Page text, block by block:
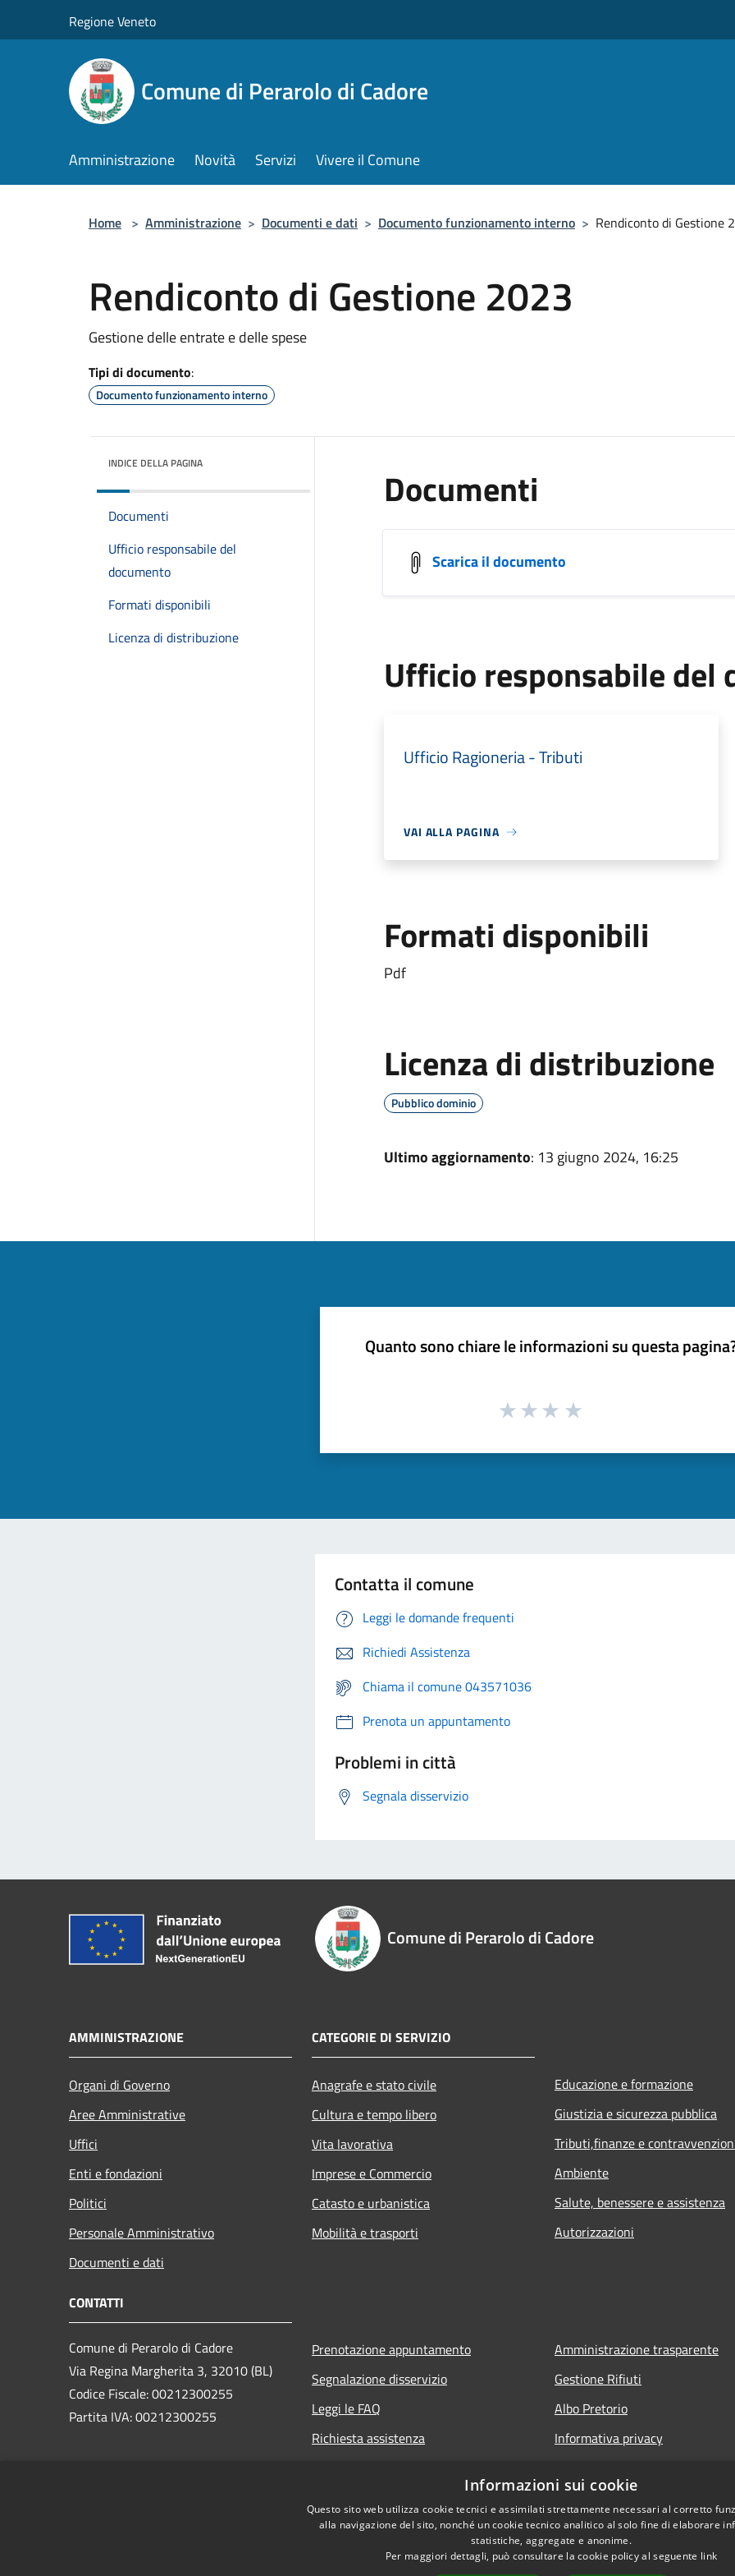
Regione Veneto
Comune di Perarolo di Cadore
Amministrazione Novità Servizi Vivere il Comune
Home > Amministrazione > Documenti e dati > Documento funzionamento interno > Rendiconto di Gestione
Rendiconto di Gestione 2023
Gestione delle entrate e delle spese
Tipi di documento:
Documento funzionamento interno
INDICE DELLA PAGINA
Documenti
Ufficio responsabile del
documento
Formati disponibili
Licenza di distribuzione
Documenti
Scarica il documento
Ufficio responsabile del
Ufficio Ragioneria - Tributi
VAI ALLA PAGINA
Formati disponibili
Pdf
Licenza di distribuzione
Pubblico dominio
Ultimo aggiornamento: 13 giugno 2024, 16:25
Quanto sono chiare le informazioni su questa
Contatta il comune
Leggi le domande frequenti
Richiedi Assistenza
Chiama il comune 043571036
Prenota un appuntamento
Problemi in città
Segnala disservizio
Comune di Perarolo di Cadore
AMMINISTRAZIONE
Organi di Governo
Aree Amministrative
Uffici
Enti e fondazioni
Politici
Personale Amministrativo
Documenti e dati
CATEGORIE DI SERVIZIO
Anagrafe e stato civile
Cultura e tempo libero
Vita lavorativa
Imprese e Commercio
Catasto e urbanistica
Mobilità e trasporti
Educazione e formazione
Giustizia e sicurezza pubblica
Tributi,finanze e
Ambiente
Salute, benessere e assistenza
Autorizzazioni
CONTATTI
Comune di Perarolo di Cadore
Via Regina Margherita 3, 32010 (BL)
Codice Fiscale: 00212300255
Partita IVA: 00212300255
Prenotazione appuntamento
Segnalazione disservizio
Leggi le FAQ
Richiesta assistenza
Amministrazione trasparente
Gestione Rifiuti
Albo Pretorio
Informativa privacy
Dichiarazione di accessibilità
Informazioni sui cookie
Questo sito web utilizza cookie tecnici e assimilati strettamente necessari al corretto
alla navigazione del sito, nonché un cookie tecnico analitico al solo fine di elaborare
statistiche, aggregate e anonime.
Per maggiori dettagli, può consultare la cookie policy al seguente link